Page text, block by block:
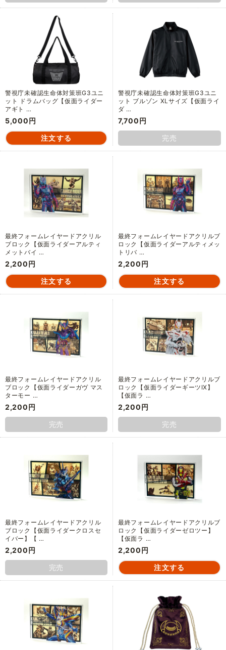
警視庁未確認生命体対策班G3ユニ
ット ドラムバッグ【仮面ライダー
アギト …
5,000円
警視庁未確認生命体対策班G3ユニ
ット ブルゾン XLサイズ【仮面ライ
ダ …
7,700円
完売
最終フォームレイヤードアクリル
ブロック【仮面ライダーアルティ
メットバイ …
2,200円
最終フォームレイヤードアクリルブ
ロック【仮面ライダーアルティメッ
トリバ …
2,200円
最終フォームレイヤードアクリル
ブロック【仮面ライダーガヴ マス
ターモー …
2,200円
完売
最終フォームレイヤードアクリルブ
ロック【仮面ライダーギーツⅨ】
【仮面ラ …
2,200円
完売
最終フォームレイヤードアクリル
ブロック【仮面ライダークロスセ
イバー】【 …
2,200円
完売
最終フォームレイヤードアクリルブ
ロック【仮面ライダーゼロツー】
【仮面ラ …
2,200円